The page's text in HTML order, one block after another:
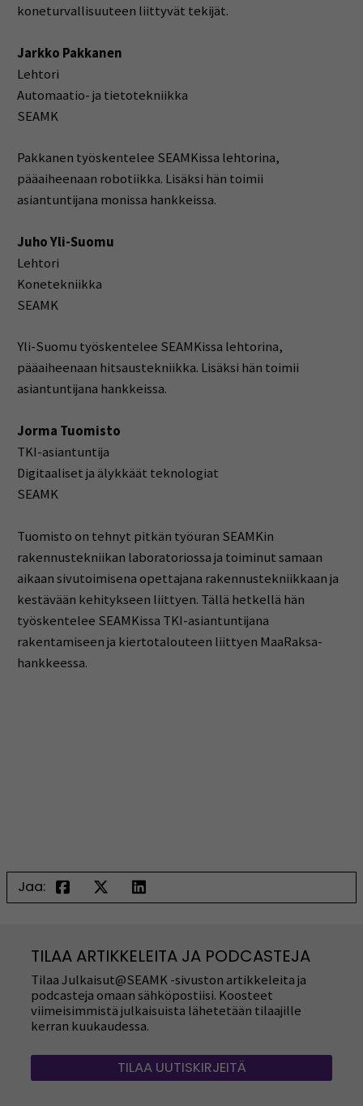
koneturvallisuuteen liittyvät tekijät.
Jarkko Pakkanen
Lehtori
Automaatio- ja tietotekniikka
SEAMK
Pakkanen työskentelee SEAMKissa lehtorina,
pääaiheenaan robotiikka. Lisäksi hän toimii
asiantuntijana monissa hankkeissa.
Juho Yli-Suomu
Lehtori
Konetekniikka
SEAMK
Yli-Suomu työskentelee SEAMKissa lehtorina,
pääaiheenaan hitsaustekniikka. Lisäksi hän toimii
asiantuntijana hankkeissa.
Jorma Tuomisto
TKI-asiantuntija
Digitaaliset ja älykkäät teknologiat
SEAMK
Tuomisto on tehnyt pitkän työuran SEAMKin
rakennustekniikan laboratoriossa ja toiminut samaan
aikaan sivutoimisena opettajana rakennustekniikkaan ja
kestävään kehitykseen liittyen. Tällä hetkellä hän
työskentelee SEAMKissa TKI-asiantuntijana
rakentamiseen ja kiertotalouteen liittyen MaaRaksa-
hankkeessa.
Jaa:
TILAA ARTIKKELEITA JA PODCASTEJA
Tilaa Julkaisut@SEAMK -sivuston artikkeleita ja
podcasteja omaan sähköpostiisi. Koosteet
viimeisimmistä julkaisuista lähetetään tilaajille
kerran kuukaudessa.
TILAA UUTISKIRJEITÄ